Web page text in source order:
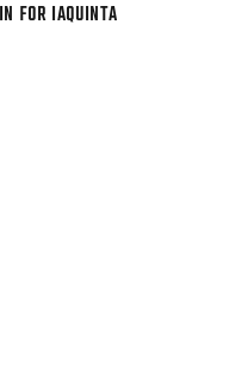
FOR IAQUINTA